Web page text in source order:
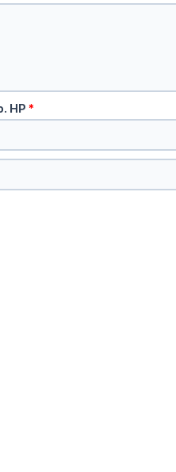
HP*